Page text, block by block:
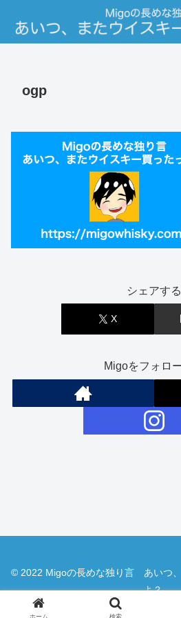
ogp
シェアする
X
Migoをフォロ
© 2022 Migoの長めな独り言 あいつ
よ？.
ホーム 検索